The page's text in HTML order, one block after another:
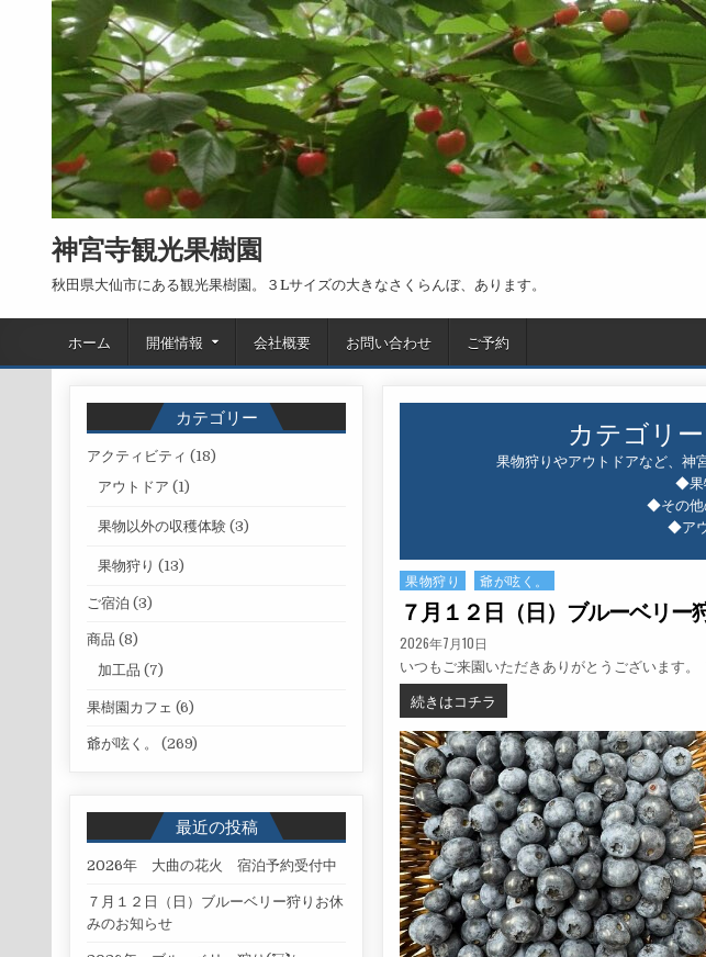
Skip to content
神宮寺観光果樹園
秋田県大仙市にある観光果樹園。３Lサイズの大きなさくらんぼ、あります。
ホーム 開催情報 会社概要 お問い合わせ ご予約
カテゴリ
果物狩りやアウトドアなど、神
◆果
◆その他
◆ア
Posted in
果物狩り 爺が呟く。
７月１２日（日）ブルーベリー
PUBLISHED DATE:
2026年7月10日
いつもご来園いただきありがとうございます。
続きはコチラ
カテゴリー
アクティビティ (18)
アウトドア (1)
果物以外の収穫体験 (3)
果物狩り (13)
ご宿泊 (3)
商品 (8)
加工品 (7)
果樹園カフェ (6)
爺が呟く。 (269)
最近の投稿
2026年 大曲の花火 宿泊予約受付中
７月１２日（日）ブルーベリー狩りお休
みのお知らせ